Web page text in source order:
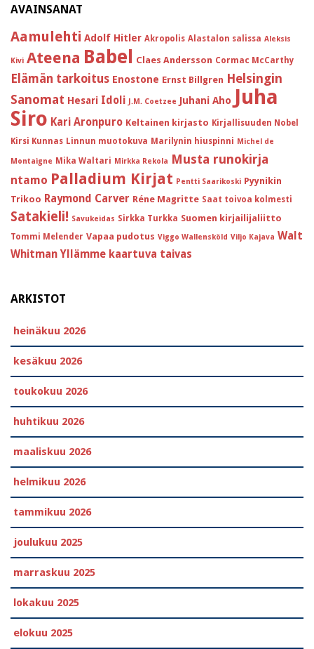
AVAINSANAT
Aamulehti Adolf Hitler Akropolis Alastalon salissa Aleksis
Kivi Ateena Babel Claes Andersson Cormac McCarthy
Elämän tarkoitus Enostone Ernst Billgren Helsingin
Sanomat Hesari Idoli J.M. Coetzee Juhani Aho Juha
Siro Kari Aronpuro Keltainen kirjasto Kirjallisuuden Nobel
Kirsi Kunnas Linnun muotokuva Marilynin hiuspinni Michel de
Montaigne Mika Waltari Mirkka Rekola Musta runokirja
ntamo Palladium Kirjat Pentti Saarikoski Pyynikin
Trikoo Raymond Carver Réne Magritte Saat toivoa kolmesti
Satakieli! Savukeidas Sirkka Turkka Suomen kirjailijaliitto
Tommi Melender Vapaa pudotus Viggo Wallensköld Viljo Kajava Walt
Whitman Yllämme kaartuva taivas
ARKISTOT
heinäkuu 2026
kesäkuu 2026
toukokuu 2026
huhtikuu 2026
maaliskuu 2026
helmikuu 2026
tammikuu 2026
joulukuu 2025
marraskuu 2025
lokakuu 2025
elokuu 2025